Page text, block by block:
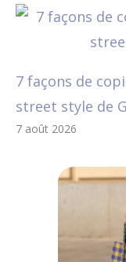
7 façons de
street style de
7 août 2026